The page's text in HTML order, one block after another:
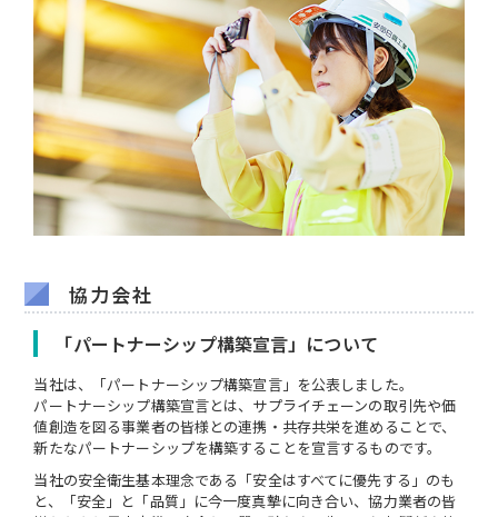
協力会社
「パートナーシップ構築宣言」について
当社は、「パートナーシップ構築宣言」を公表しました。
パートナーシップ構築宣言とは、サプライチェーンの取引先や価
値創造を図る事業者の皆様との連携・共存共栄を進めることで、
新たなパートナーシップを構築することを宣言するものです。
当社の安全衛生基本理念である「安全はすべてに優先する」のも
と、「安全」と「品質」に今一度真摯に向き合い、協力業者の皆